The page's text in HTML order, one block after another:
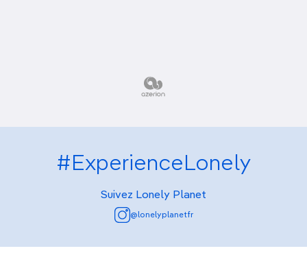
#ExperienceLonely
Suivez Lonely Planet
@lonelyplanetfr